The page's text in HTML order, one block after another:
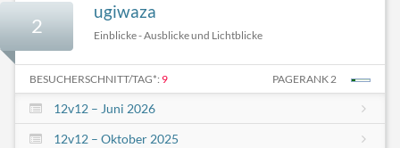
2
ugiwaza
Einblicke - Ausblicke und Lichtblicke
BESUCHERSCHNITT/TAG*: 9 PAGERANK 2
12v12 – Juni 2026
12v12 – Oktober 2025